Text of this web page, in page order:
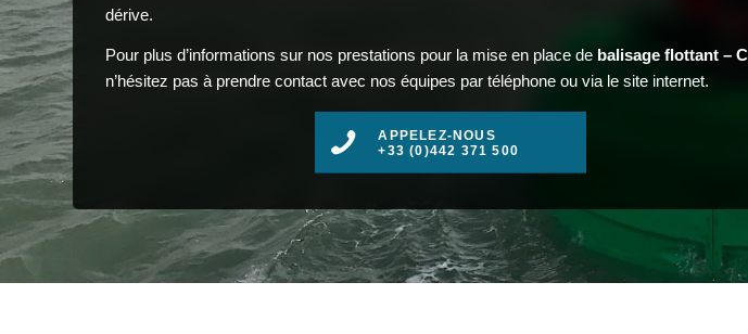
dérive.
Pour plus d’informations sur nos prestations pour la mise en place de balisage flottant –
n’hésitez pas à prendre contact avec nos équipes par téléphone ou via le site internet.
APPELEZ-NOUS
+33 (0)442 371 500